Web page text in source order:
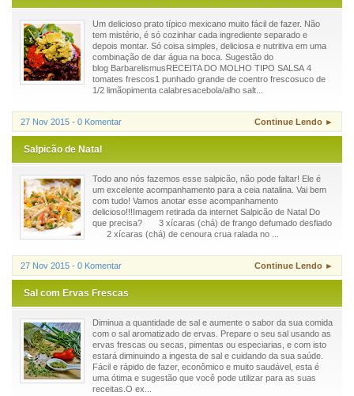
Um delicioso prato típico mexicano muito fácil de fazer. Não
tem mistério, é só cozinhar cada ingrediente separado e
depois montar. Só coisa simples, deliciosa e nutritiva em uma
combinação de dar água na boca. Sugestão do
blog BarbarelismusRECEITA DO MOLHO TIPO SALSA 4
tomates frescos1 punhado grande de coentro frescosuco de
1/2 limãopimenta calabresacebola/alho salt...
27 Nov 2015 - 0 Komentar Continue Lendo ►
Salpicão de Natal
Todo ano nós fazemos esse salpicão, não pode faltar! Ele é
um excelente acompanhamento para a ceia natalina. Vai bem
com tudo! Vamos anotar esse acompanhamento
delicioso!!!Imagem retirada da internet Salpicão de Natal Do
que precisa? 3 xícaras (chá) de frango defumado desfiado
2 xícaras (chá) de cenoura crua ralada no ...
27 Nov 2015 - 0 Komentar Continue Lendo ►
Sal com Ervas Frescas
Diminua a quantidade de sal e aumente o sabor da sua comida
com o sal aromatizado de ervas. Prepare o seu sal usando as
ervas frescas ou secas, pimentas ou especiarias, e com isto
estará diminuindo a ingesta de sal e cuidando da sua saúde.
Fácil e rápido de fazer, econômico e muito saudável, esta é
uma ótima e sugestão que você pode utilizar para as suas
receitas.O ex...